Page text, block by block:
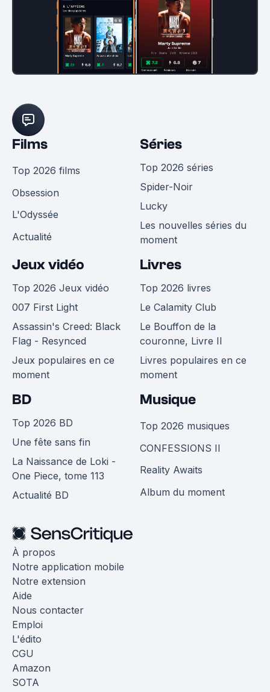
Films
Top 2026 films
Obsession
L'Odyssée
Actualité
Séries
Top 2026 séries
Spider-Noir
Lucky
Les nouvelles séries du
moment
Jeux vidéo
Top 2026 Jeux vidéo
007 First Light
Assassin's Creed: Black
Flag - Resynced
Jeux populaires en ce
moment
Livres
Top 2026 livres
Le Calamity Club
Le Bouffon de la
couronne, Livre II
Livres populaires en ce
moment
BD
Top 2026 BD
Une fête sans fin
La Naissance de Loki -
One Piece, tome 113
Actualité BD
Musique
Top 2026 musiques
CONFESSIONS II
Reality Awaits
Album du moment
À propos
Notre application mobile
Notre extension
Aide
Nous contacter
Emploi
L'édito
CGU
Amazon
SOTA